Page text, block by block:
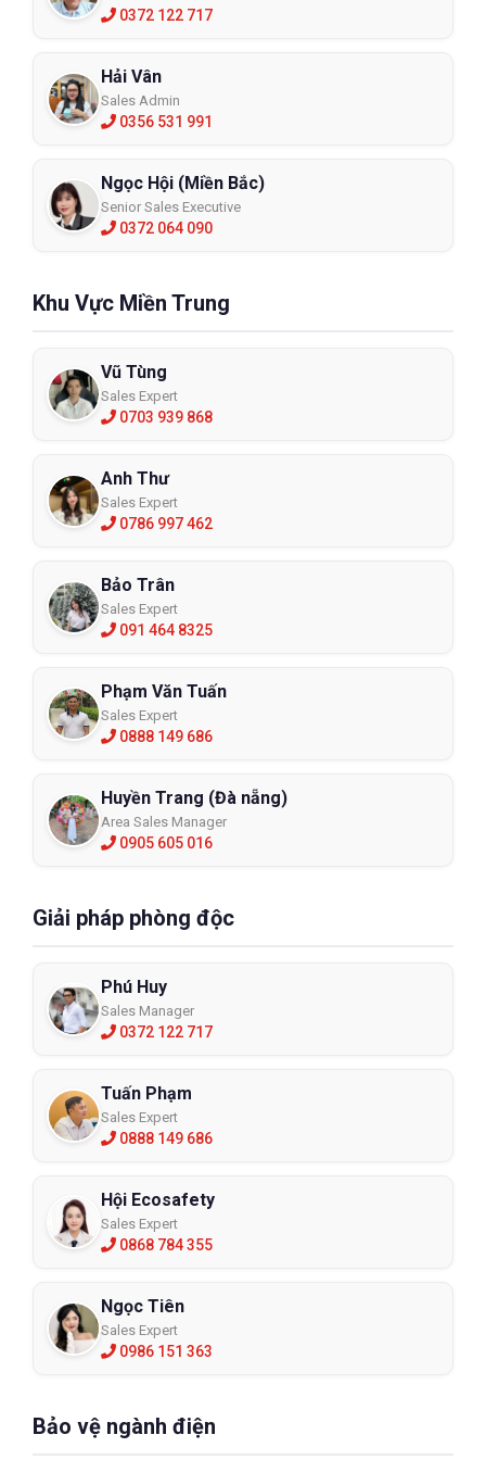
https://www.facebook.com/BHLD.ECO3D/
dạng các thiết bị bảo hộ lao động với dịch vụ hỗ trợ chuyên
doanh nghiệp.
0372 122 717
Hải Vân
Sales Admin
0356 531 991
Ngọc Hội (Miền Bắc)
Senior Sales Executive
0372 064 090
Khu Vực Miền Trung
Vũ Tùng
Sales Expert
0703 939 868
Anh Thư
Sales Expert
0786 997 462
Bảo Trân
Sales Expert
091 464 8325
Phạm Văn Tuấn
Sales Expert
0888 149 686
Huyền Trang (Đà nẵng)
Area Sales Manager
0905 605 016
Giải pháp phòng độc
Phú Huy
Sales Manager
0372 122 717
Tuấn Phạm
Sales Expert
0888 149 686
Hội Ecosafety
Sales Expert
0868 784 355
Ngọc Tiên
Sales Expert
0986 151 363
Bảo vệ ngành điện